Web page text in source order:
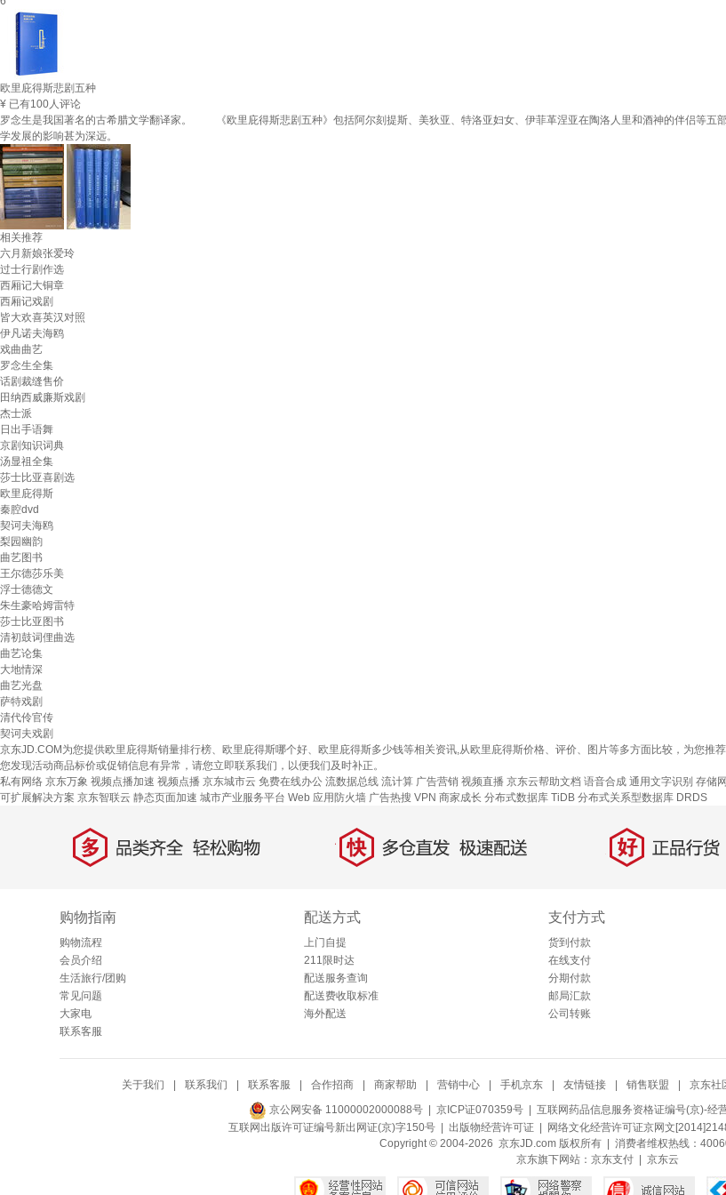
欧里庇得斯悲剧五种
¥ 已有100人评论
罗念生是我国著名的古希腊文学翻译家。 《欧里庇得斯悲剧五种》包括阿尔刻提斯、美狄亚、特洛亚妇女、伊菲革涅亚在陶洛人里和酒神的伴侣等五
学发展的影响甚为深远。
相关推荐
六月新娘张爱玲
过士行剧作选
西厢记大铜章
西厢记戏剧
皆大欢喜英汉对照
伊凡诺夫海鸥
戏曲曲艺
罗念生全集
话剧裁缝售价
田纳西威廉斯戏剧
杰士派
日出手语舞
京剧知识词典
汤显祖全集
莎士比亚喜剧选
欧里庇得斯
秦腔dvd
契诃夫海鸥
梨园幽韵
曲艺图书
王尔德莎乐美
浮士德德文
朱生豪哈姆雷特
莎士比亚图书
清初鼓词俚曲选
曲艺论集
大地情深
曲艺光盘
萨特戏剧
清代伶官传
契诃夫戏剧
京东JD.COM为您提供欧里庇得斯销量排行榜、欧里庇得斯哪个好、欧里庇得斯多少钱等相关资讯,从欧里庇得斯价格、评价、图片等多方面比较，为您
您发现活动商品标价或促销信息有异常，请您立即联系我们，以便我们及时补正。
私有网络 京东万象 视频点播加速 视频点播 京东城市云 免费在线办公 流数据总线 流计算 广告营销 视频直播 京东云帮助文档 语音合成 通用文字识别 存储
可扩展解决方案 京东智联云 静态页面加速 城市产业服务平台 Web 应用防火墙 广告热搜 VPN 商家成长 分布式数据库 TiDB 分布式关系型数据库 DRDS
多 品类齐全，轻松购物 快 多仓直发，极速配送 好 正品行货，
购物指南
购物流程
会员介绍
生活旅行/团购
常见问题
大家电
联系客服
配送方式
上门自提
211限时达
配送服务查询
配送费收取标准
海外配送
支付方式
货到付款
在线支付
分期付款
邮局汇款
公司转账
关于我们 联系我们 联系客服 合作招商 商家帮助 营销中心 手机京东 友情链接 销售联盟 京东社
京公网安备 11000002000088号 | 京ICP证070359号 | 互联网药品信息服务资格证编号(京)-经
互联网出版许可证编号新出网证(京)字150号 | 出版物经营许可证| 网络文化经营许可证京网文
Copyright © 2004-2026 京东JD.com 版权所有 | 消费者维权热线：
京东旗下网站： 京东支付| 京东云